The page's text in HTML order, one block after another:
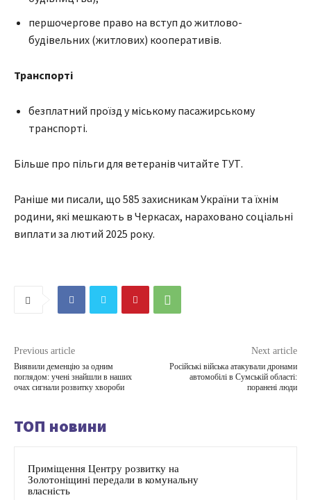
першочергове право на вступ до житлово-
будівельних (житлових) кооперативів.
Транспорті
безплатний проїзд у міському пасажирському
транспорті.
Більше про пільги для ветеранів читайте ТУТ.
Раніше ми писали, що 585 захисникам України та їхнім
родини, які мешкають в Черкасах, нараховано соціальні
виплати за лютий 2025 року.
Previous article
Виявили деменцію за одним
поглядом: учені знайшли в наших
очах сигнали розвитку хвороби
Next article
Російські війська атакували дронами
автомобілі в Сумській області:
поранені люди
ТОП новини
Приміщення Центру розвитку на
Золотоніщині передали в комунальну
власність